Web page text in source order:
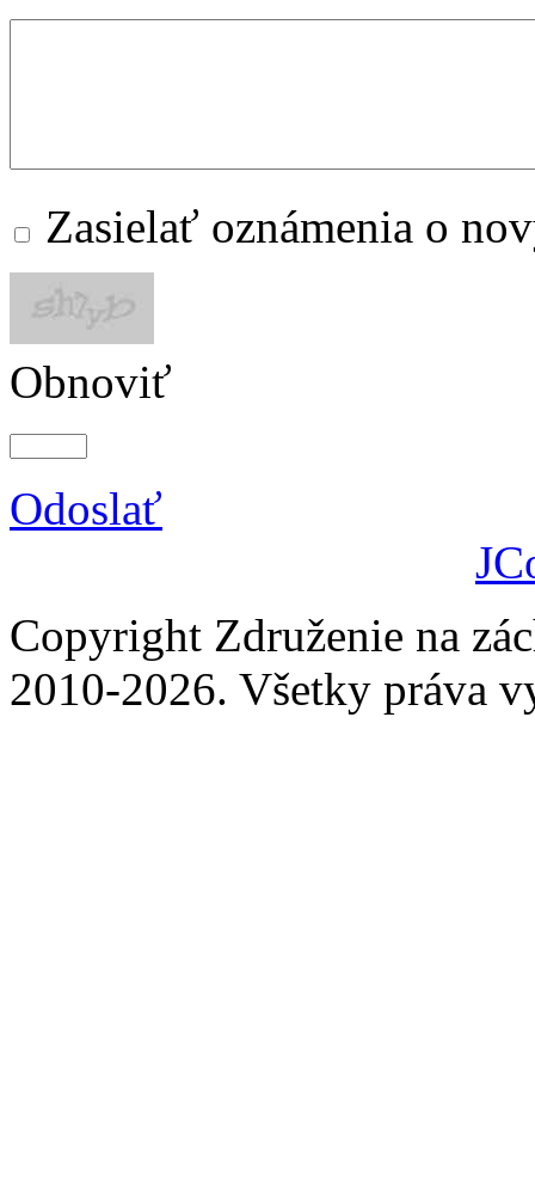
Zasielať oznámenia o
Obnoviť
Odoslať
Copyright Združenie na
2010-2026. Všetky práva